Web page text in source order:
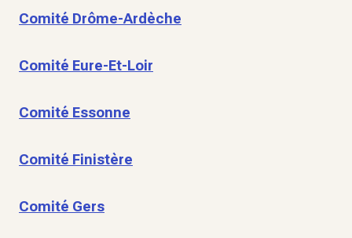
Comité Drôme-Ardèche
Comité Eure-Et-Loir
Comité Essonne
Comité Finistère
Comité Gers